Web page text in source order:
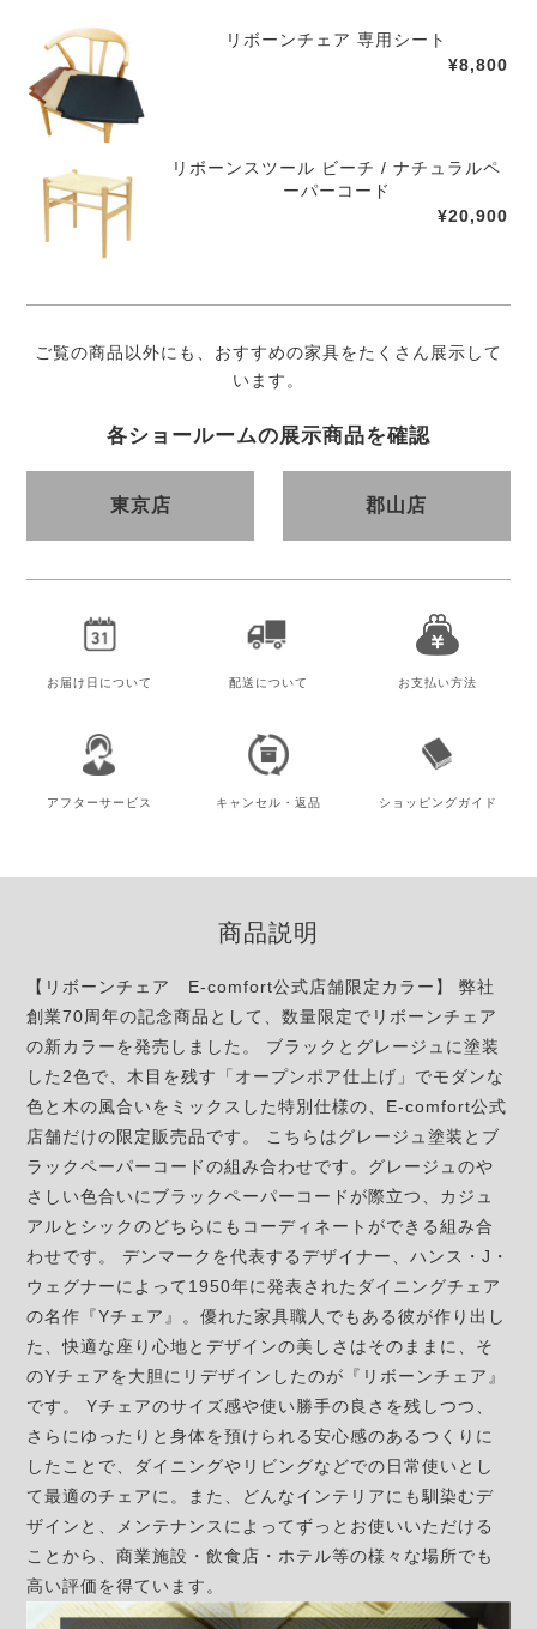
リボーンチェア 専用シート
¥8,800
リボーンスツール ビーチ / ナチュラルペ
ーパーコード
¥20,900
ご覧の商品以外にも、おすすめの家具をたくさん展示して
います。
各ショールームの展示商品を確認
東京店 郡山店
お届け日 について 配送について お支払い方法
アフターサービス キャンセル・ 返品 ショッピングガイド
商品説明
【リボーンチェア E-comfort公式店舗限定カラー】 弊社
創業70周年の記念商品として、数量限定でリボーンチェア
の新カラーを発売しました。 ブラックとグレージュに塗装
した2色で、木目を残す「オープンポア仕上げ」でモダンな
色と木の風合いをミックスした特別仕様の、E-comfort公式
店舗だけの限定販売品です。 こちらはグレージュ塗装とブ
ラックペーパーコードの組み合わせです。グレージュのや
さしい色合いにブラックペーパーコードが際立つ、カジュ
アルとシックのどちらにもコーディネートができる組み合
わせです。 デンマークを代表するデザイナー、ハンス・J・
ウェグナーによって1950年に発表されたダイニングチェア
の名作『Yチェア』。優れた家具職人でもある彼が作り出し
た、快適な座り心地とデザインの美しさはそのままに、そ
のYチェアを大胆にリデザインしたのが『リボーンチェア』
です。 Yチェアのサイズ感や使い勝手の良さを残しつつ、
さらにゆったりと身体を預けられる安心感のあるつくりに
したことで、ダイニングやリビングなどでの日常使いとし
て最適のチェアに。また、どんなインテリアにも馴染むデ
ザインと、メンテナンスによってずっとお使いいただける
ことから、商業施設・飲食店・ホテル等の様々な場所でも
高い評価を得ています。